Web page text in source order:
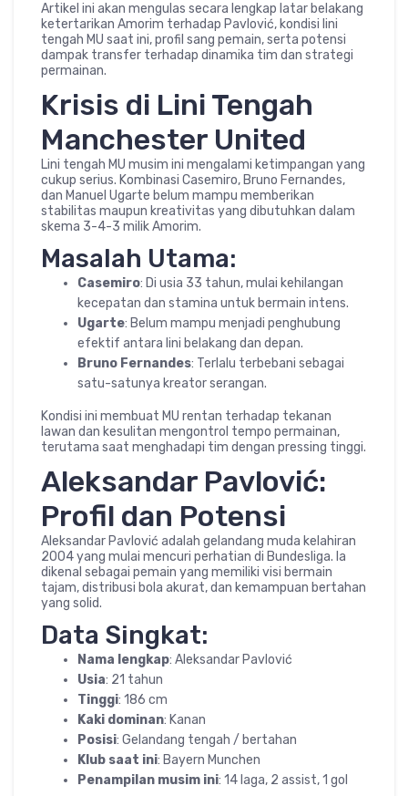
Artikel ini akan mengulas secara lengkap latar belakang
ketertarikan Amorim terhadap Pavlović, kondisi lini
tengah MU saat ini, profil sang pemain, serta potensi
dampak transfer terhadap dinamika tim dan strategi
permainan.
Krisis di Lini Tengah
Manchester United
Lini tengah MU musim ini mengalami ketimpangan yang
cukup serius. Kombinasi Casemiro, Bruno Fernandes,
dan Manuel Ugarte belum mampu memberikan
stabilitas maupun kreativitas yang dibutuhkan dalam
skema 3-4-3 milik Amorim.
Masalah Utama:
Casemiro: Di usia 33 tahun, mulai kehilangan
kecepatan dan stamina untuk bermain intens.
Ugarte: Belum mampu menjadi penghubung
efektif antara lini belakang dan depan.
Bruno Fernandes: Terlalu terbebani sebagai
satu-satunya kreator serangan.
Kondisi ini membuat MU rentan terhadap tekanan
lawan dan kesulitan mengontrol tempo permainan,
terutama saat menghadapi tim dengan pressing tinggi.
Aleksandar Pavlović:
Profil dan Potensi
Aleksandar Pavlović adalah gelandang muda kelahiran
2004 yang mulai mencuri perhatian di Bundesliga. Ia
dikenal sebagai pemain yang memiliki visi bermain
tajam, distribusi bola akurat, dan kemampuan bertahan
yang solid.
Data Singkat:
Nama lengkap: Aleksandar Pavlović
Usia: 21 tahun
Tinggi: 186 cm
Kaki dominan: Kanan
Posisi: Gelandang tengah / bertahan
Klub saat ini: Bayern Munchen
Penampilan musim ini: 14 laga, 2 assist, 1 gol